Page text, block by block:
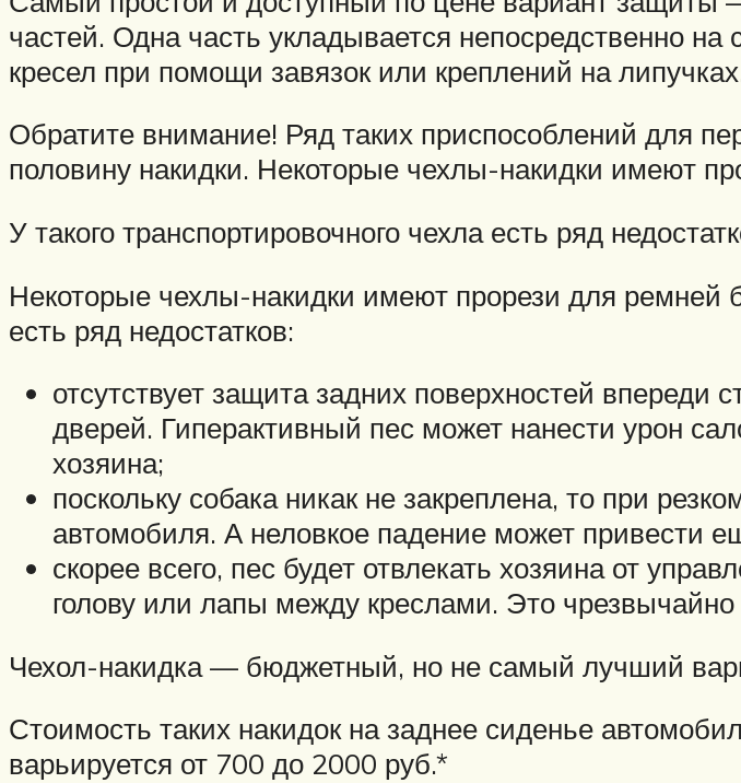
частей. Одна часть укладывается непосредственно на
кресел при помощи завязок или креплений на
Обратите внимание! Ряд таких приспособлений для
половину накидки. Некоторые чехлы-накидки имеют
У такого транспортировочного чехла есть ряд
Некоторые чехлы-накидки имеют прорези для ремней
есть ряд недостатков:
отсутствует защита задних поверхностей впереди
дверей. Гиперактивный пес может нанести урон
хозяина;
поскольку собака никак не закреплена, то при
автомобиля. А неловкое падение может привести
скорее всего, пес будет отвлекать хозяина от
голову или лапы между креслами. Это
Чехол-накидка — бюджетный, но не самый лучший
Стоимость таких накидок на заднее сиденье
варьируется от 700 до 2000 руб.*